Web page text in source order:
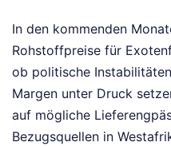
In den kommenden
Rohstoffpreise für
ob politische
Margen unter Druck
auf mögliche
Bezugsquellen in